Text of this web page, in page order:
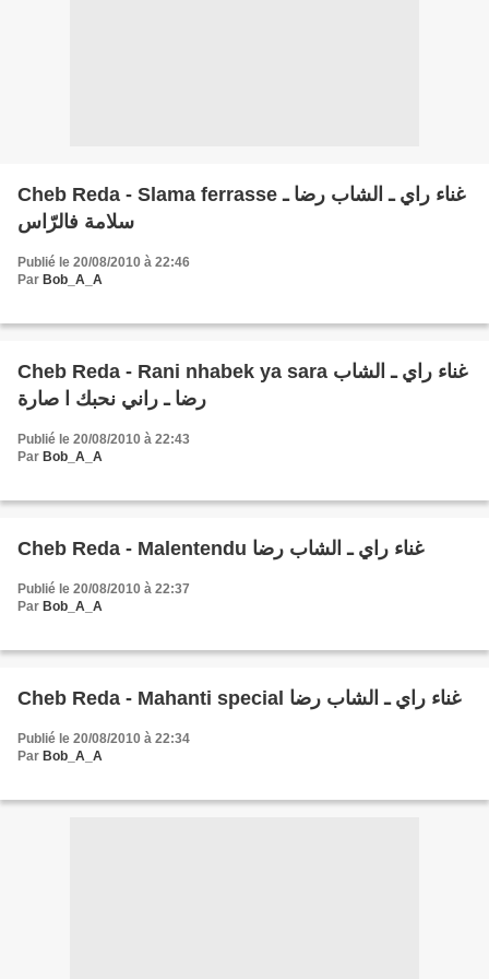
Cheb Reda - Slama ferrasse غناء راي ـ الشاب رضا ـ
سلامة فالرّاس
Publié le 20/08/2010 à 22:46
Par Bob_A_A
Cheb Reda - Rani nhabek ya sara غناء راي ـ الشاب
رضا ـ راني نحبك ا صارة
Publié le 20/08/2010 à 22:43
Par Bob_A_A
Cheb Reda - Malentendu غناء راي ـ الشاب رضا
Publié le 20/08/2010 à 22:37
Par Bob_A_A
Cheb Reda - Mahanti special غناء راي ـ الشاب رضا
Publié le 20/08/2010 à 22:34
Par Bob_A_A